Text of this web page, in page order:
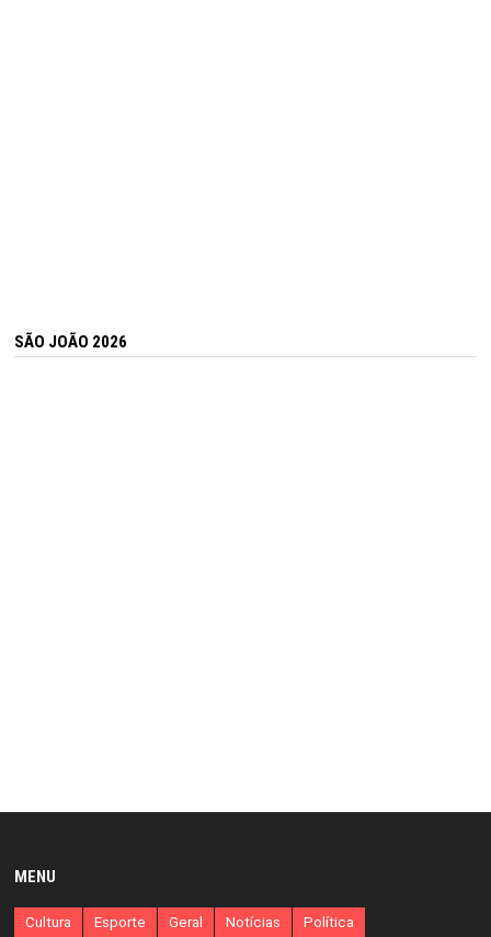
SÃO JOÃO 2026
MENU
Cultura Esporte Geral Notícias Política